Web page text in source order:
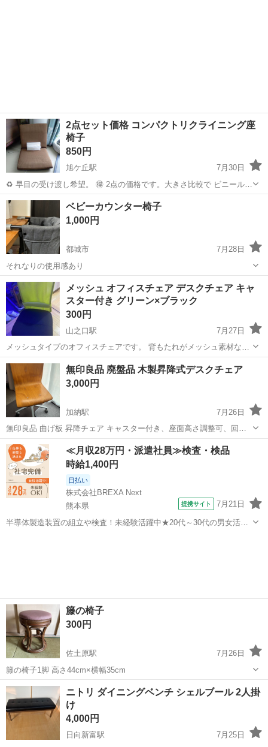
2点セット価格 コンパクトリクライニング座
椅子
850円
旭ケ丘駅
7月30日
♻️ 早目の受け渡し希望。 🉐️ 2点の価格です。大きさ比較で ビニール入
りのティッシュ置いてます。 今年 此方にて購入した座椅子です。 転
居先にて 別のに変えたので 悪い箇所無く使用出きるお品です。使わな
い時は写真3枚目の...
宮崎 延岡市 旭ケ丘駅 椅子
ベビーカウンター椅子
1,000円
都城市
7月28日
それなりの使用感あり
宮崎 都城市
メッシュ オフィスチェア デスクチェア キャ
スター付き グリーン×ブラック
300円
山之口駅
7月27日
メッシュタイプのオフィスチェアです。 背もたれがメッシュ素材なの
で通気性が良く、デスクワークや勉強用におすすめです。 * キャスタ
ー付き * 昇降機能付き * 動作確認済み * 使用に伴う小キズ・汚れがあ
ります * 座面...
宮崎 都城市 山之口駅 椅子
無印良品 廃盤品 木製昇降式デスクチェア
3,000円
加納駅
7月26日
無印良品 曲げ板 昇降チェア キャスター付き、座面高さ調整可、回転
可 現在廃盤となっています 木製の綺麗な曲げ板でデザインされていま
す フリマアプリなどでは 5000円～出品されていました そこそこ...
宮崎 宮崎市 加納駅 椅子 無印良品
≪月収28万円・派遣社員≫検査・検品
時給1,400円
日払い
株式会社BREXA Next
熊本県
提携サイト 7月21日
半導体製造装置の組立や検査！未経験活躍中★20代～30代の男女活躍
籐の椅子
300円
佐土原駅
7月26日
籐の椅子1脚 高さ44cm×横幅35cm
宮崎 宮崎市 佐土原駅 椅子
ニトリ ダイニングベンチ シェルブール 2人掛
け
4,000円
日向新富駅
7月25日